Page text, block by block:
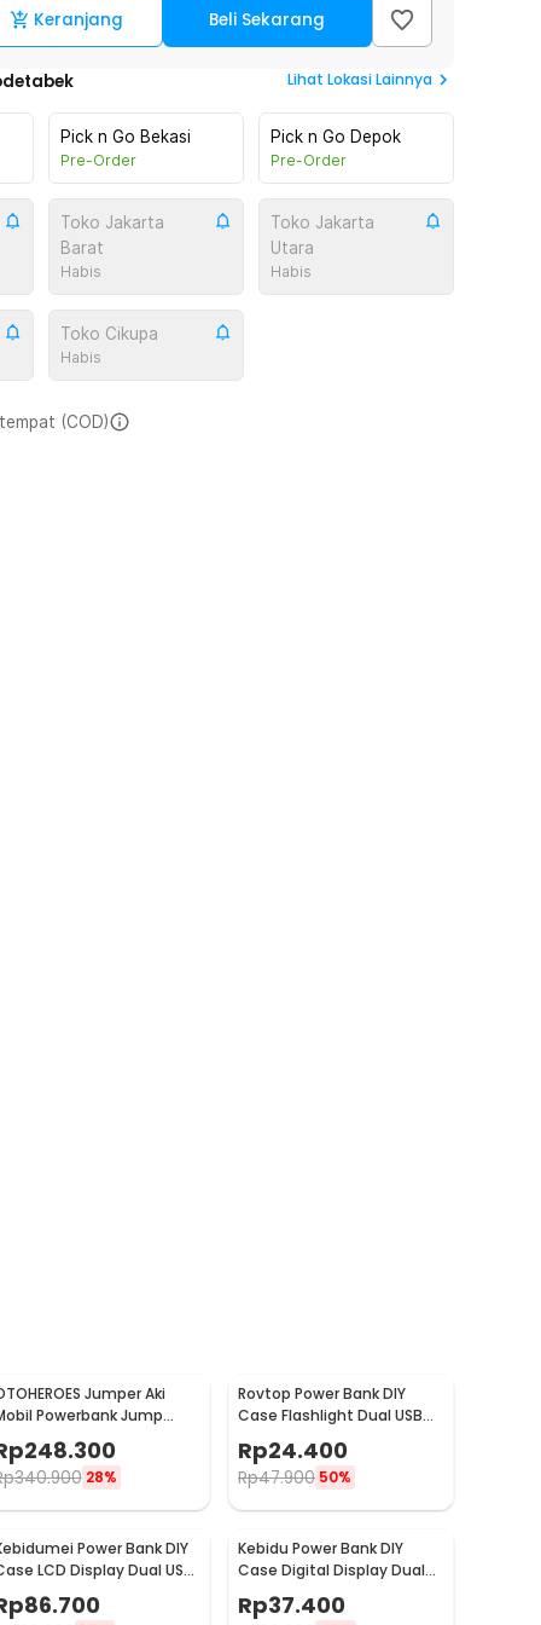
Keranjang Beli Sekarang
Lihat Lokasi Lainnya
Pick n Go Bekasi
Pre-Order
Pick n Go Depok
Pre-Order
Toko Jakarta
Barat
Habis
Toko Jakarta
Utara
Habis
Toko Cikupa
Habis
(COD)
Jumper Aki
Powerbank Jump
Starter 12V 10000mAh 300A
K21248.300
340.900 28%
Rovtop Power Bank DIY
Case Flashlight Dual USB
Rp24.400
Rp47.900 50%
Power Bank DIY
LCD Display Dual USB
Port 4 PCS 18650 - KA4
86.700
Kebidu Power Bank DIY
Case Digital Display Dual
USB Port 8 PCS 18650 - C18
Rp37.400